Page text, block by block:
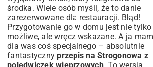
środka. Wiele osób myśli, że to danie
zarezerwowane dla restauracji. Błąd!
Przygotowanie go w domu jest nie tylko
możliwe, ale wręcz wskazane. A ja mam
dla was coś specjalnego – absolutnie
fantastycznyprzepis na Strogonowa z
polędwiczek wieprzowych. To wersja,